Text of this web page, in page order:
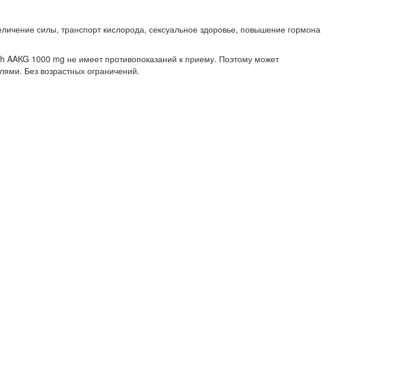
силы, транспорт кислорода, сексуальное здоровье, повышение гормона
1000 mg не имеет противопоказаний к приему. Поэтому может
Без возрастных ограничений.